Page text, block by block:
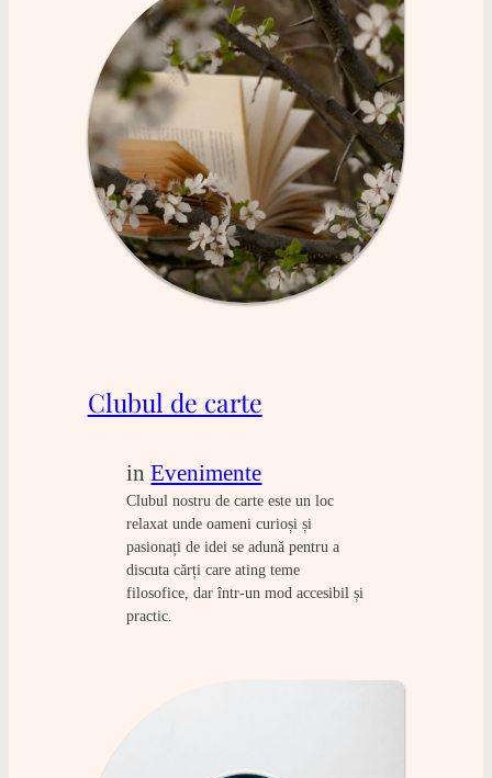
Clubul de carte
inEvenimente
Clubul nostru de carte este un loc
relaxat unde oameni curioși și
pasionați de idei se adună pentru a
discuta cărți care ating teme
filosofice, dar într-un mod accesibil și
practic.